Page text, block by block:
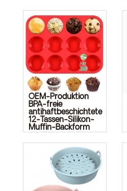
OEM-Produktion
BPA-freie
antihaftbeschichtete
12-Tassen-Silikon-
Muffin-Backform